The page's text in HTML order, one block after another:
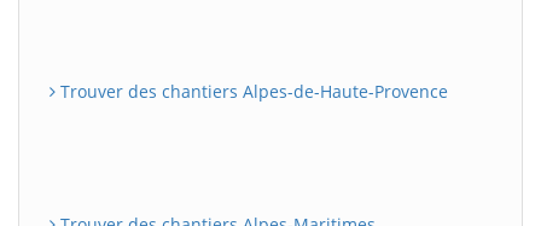
Trouver des chantiers Alpes-de-Haute-Provence